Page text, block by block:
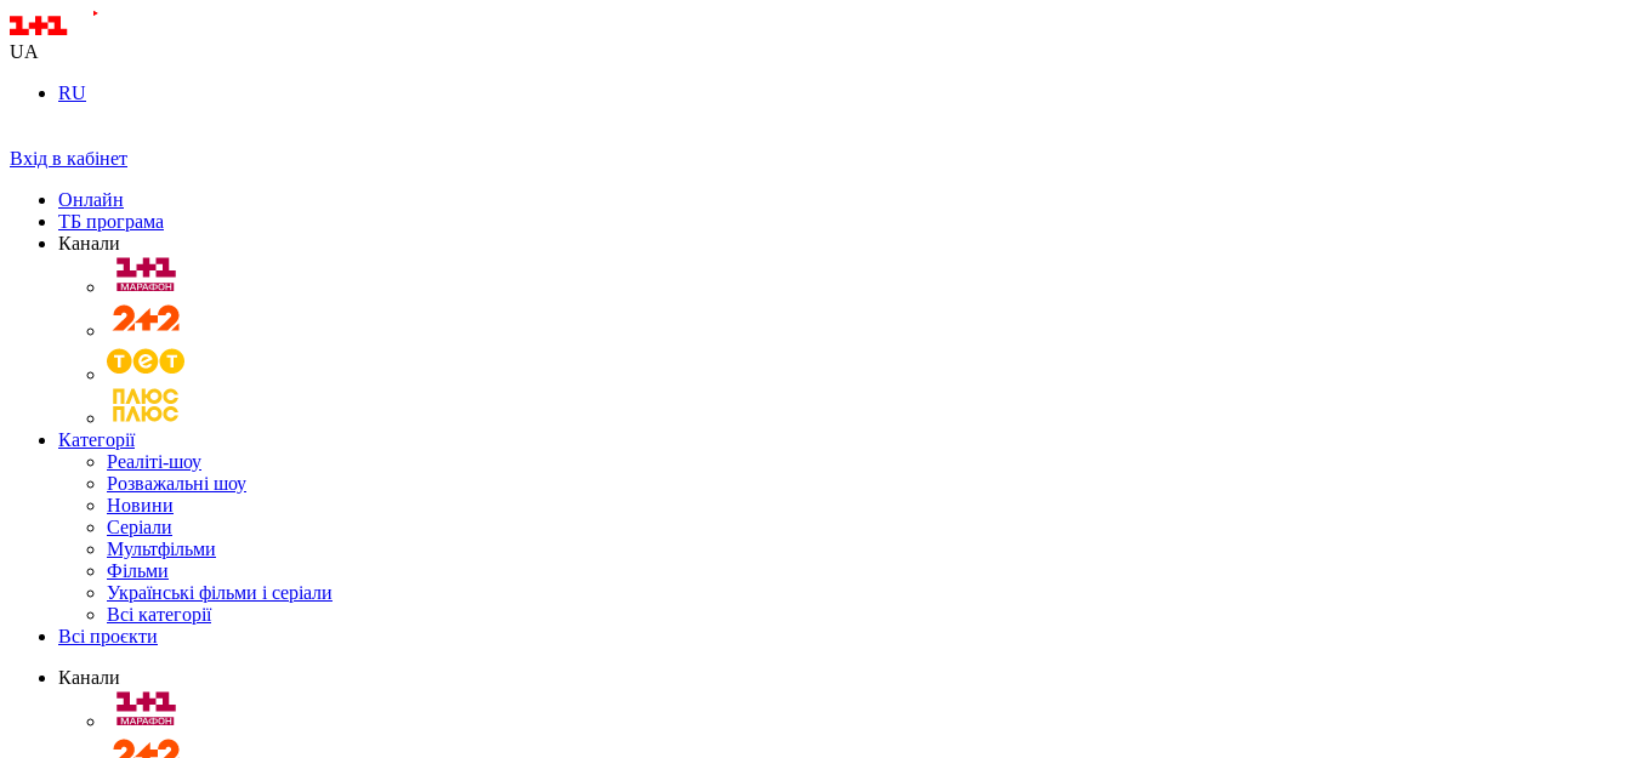
UA
RU
Вхід в кабінет
Онлайн
ТБ програма
Канали
Категорії
Реаліті-шоу
Розважальні шоу
Новини
Серіали
Мультфільми
Фільми
Українські фільми і серіали
Всі категорії
Всі проєкти
Канали